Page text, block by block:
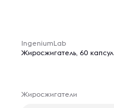
IngeniumLab
Жиросжигатель, 60 капсул
Жиросжигатели